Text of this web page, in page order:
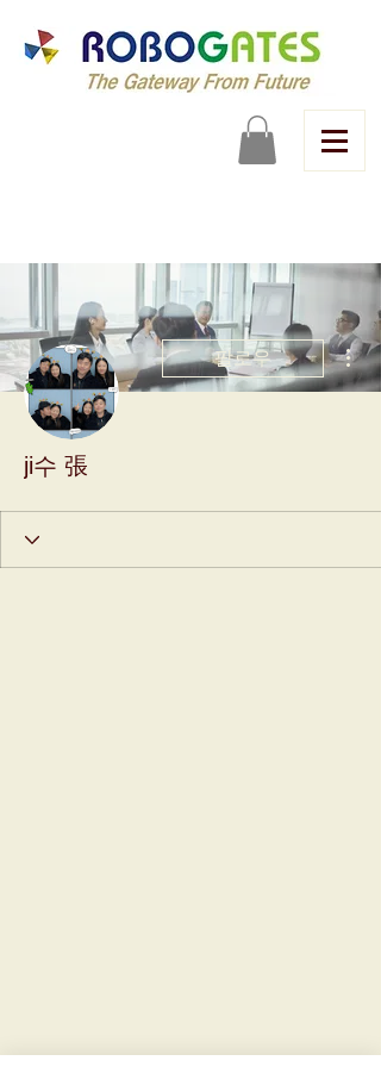
팔로우
더
ji수 張